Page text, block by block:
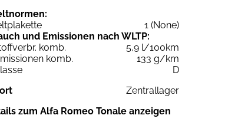
1 (None)
und Emissionen nach WLTP:
komb.
5,9 l/100km
komb.
133 g/km
D
Zentrallager
zum Alfa Romeo Tonale anzeigen